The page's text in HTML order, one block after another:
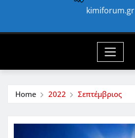
kimiforum.gr
Home 2022 Σεπτέμβριος